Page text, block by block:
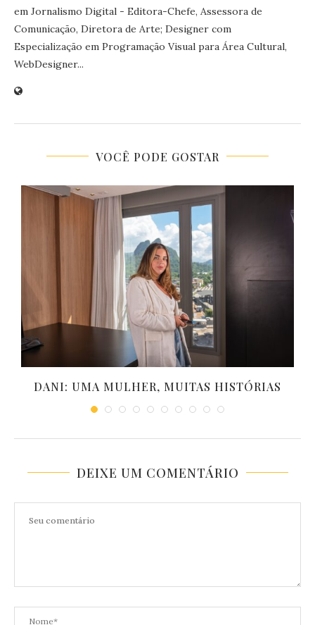
em Jornalismo Digital - Editora-Chefe, Assessora de
Comunicação, Diretora de Arte; Designer com
Especialização em Programação Visual para Área Cultural,
WebDesigner...
VOCÊ PODE GOSTAR
DANI: UMA MULHER, MUITAS HISTÓRIAS
DEIXE UM COMENTÁRIO